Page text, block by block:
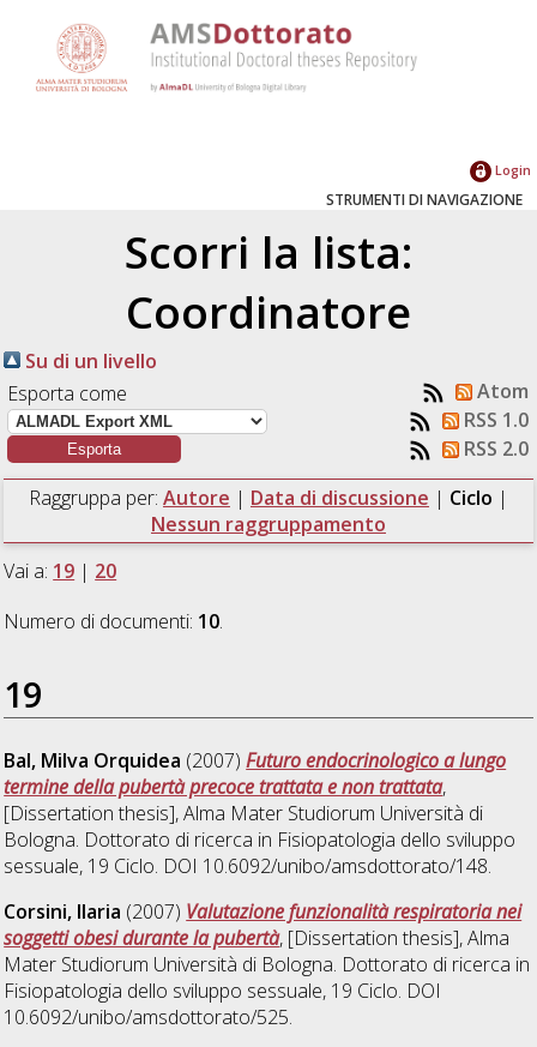
Login
STRUMENTI DI NAVIGAZIONE
Scorri la lista:
Coordinatore
Su di un livello
Esporta come
Atom
RSS 1.0
RSS 2.0
Raggruppa per: Autore | Data di discussione | Ciclo |
Nessun raggruppamento
Vai a: 19 | 20
Numero di documenti: 10.
19
Bal, Milva Orquidea (2007)Futuro endocrinologico a lungo
termine della pubertà precoce trattata e non trattata,
[Dissertation thesis], Alma Mater Studiorum Università di
Bologna. Dottorato di ricerca in Fisiopatologia dello sviluppo
sessuale, 19 Ciclo. DOI 10.6092/unibo/amsdottorato/148.
Corsini, Ilaria (2007) Valutazione funzionalità respiratoria nei
soggetti obesi durante la pubertà, [Dissertation thesis], Alma
Mater Studiorum Università di Bologna. Dottorato di ricerca in
Fisiopatologia dello sviluppo sessuale, 19 Ciclo. DOI
10.6092/unibo/amsdottorato/525.